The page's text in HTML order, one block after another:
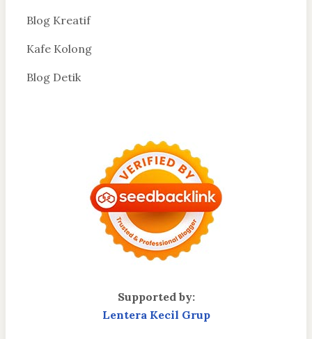
Blog Kreatif
Kafe Kolong
Blog Detik
Supported by:
Lentera Kecil Grup